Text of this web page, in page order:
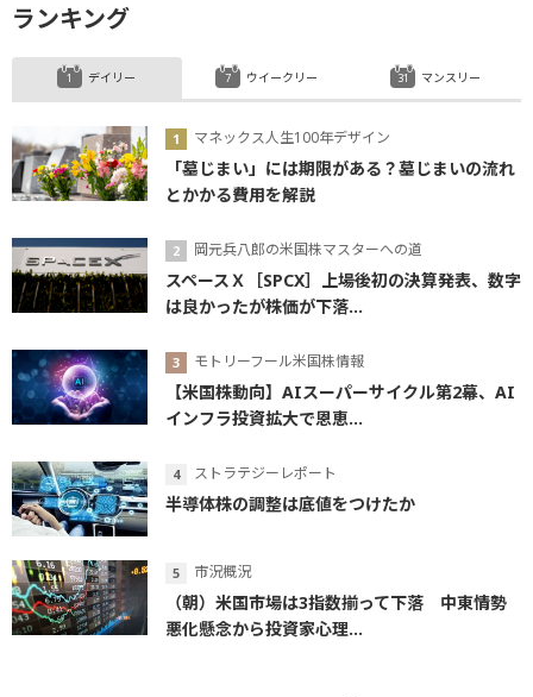
ランキング
デイリー
マネックス人生100年デザイン
「墓じまい」には期限がある？墓じまいの流れ
とかかる費用を解説
岡元兵八郎の米国株マスターへの道
スペースＸ［SPCX］上場後初の決算発表、数字
は良かったが株価が下落...
モトリーフール米国株情報
【米国株動向】AIスーパーサイクル第2幕、AI
インフラ投資拡大で恩恵...
ストラテジーレポート
半導体株の調整は底値をつけたか
市況概況
（朝）米国市場は3指数揃って下落 中東情勢
悪化懸念から投資家心理...
ウイークリー マンスリー